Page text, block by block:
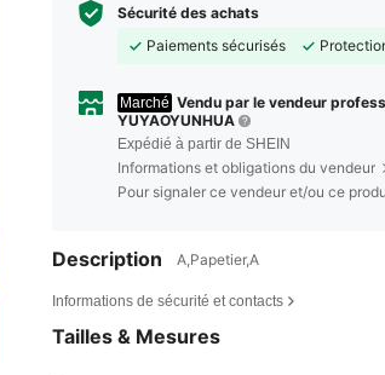
Sécurité des achats
Paiements sécurisés
Marché Vendu par le vendeur
YUYAOYUNHUA
Expédié à partir de SHEIN
Informations et obligations du vendeur
Pour signaler ce vendeur et/ou ce
Description A,Papetier,A
Informations de sécurité et contacts
Tailles & Mesures